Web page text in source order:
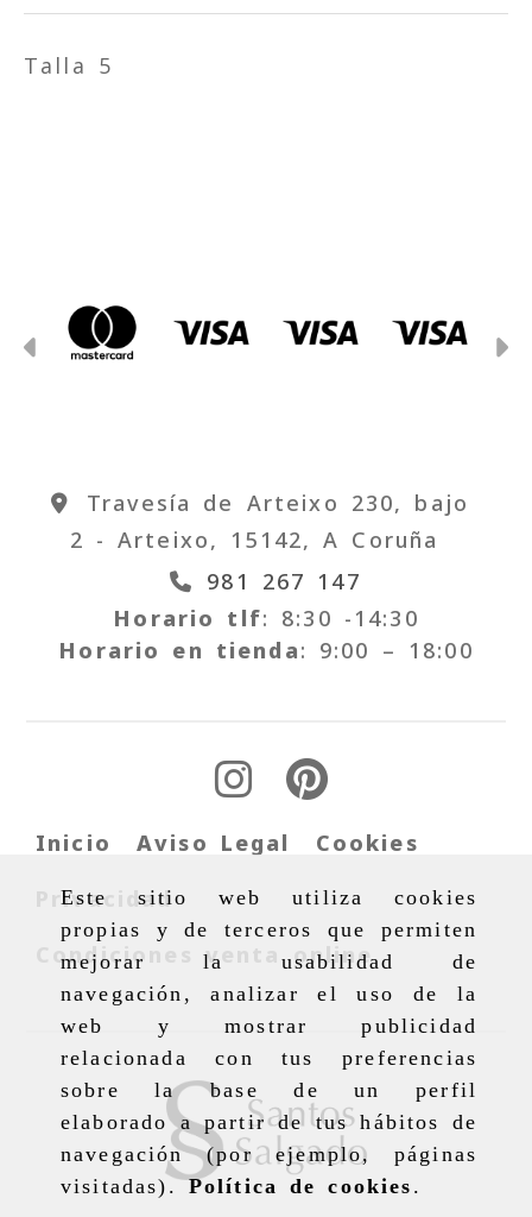
Este sitio web utiliza cookies
propias y de terceros que permiten
mejorar la usabilidad de
navegación, analizar el uso de la
web y mostrar publicidad
relacionada con tus preferencias
sobre la base de un perfil
elaborado a partir de tus hábitos de
navegación (por ejemplo, páginas
visitadas).Política de cookies .
Talla 5
Anterior
Travesía de Arteixo 230, bajo
2 - Arteixo, 15142,A Coruña
981 267 147
Horario tlf: 8:30 -14:30
Horario en tienda: 9:00 – 18:00
Inicio Aviso Legal
Cookies
Privacidad
Condiciones venta online